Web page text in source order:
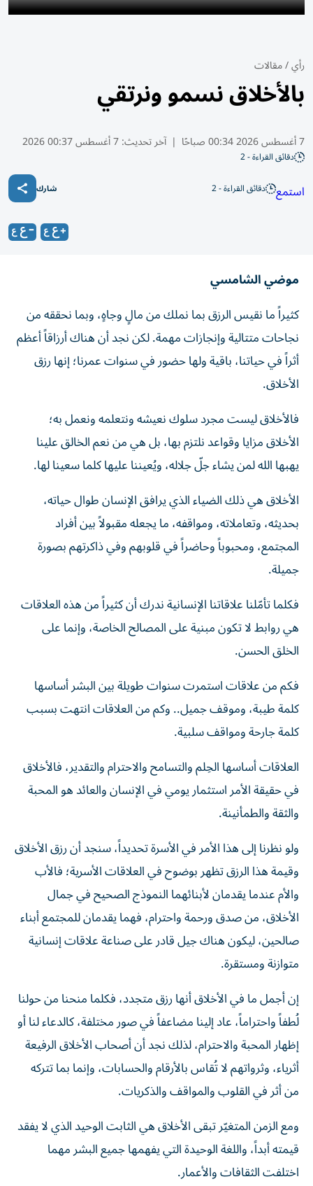
رأي/مقالات
بالأخلاق نسمو ونرتقي
7 أغسطس 2026 00:34 صباحًا | آخر تحديث:7 أغسطس 00:37 2026
دقائق القراءة - 2
استمع دقائق القراءة - 2 شارك
موضي الشامسي
كثيراً ما نقيس الرزق بما نملك من مالٍ وجاهٍ، وبما نحققه من
نجاحات متتالية وإنجازات مهمة. لكن نجد أن هناك أرزاقاً أعظم
أثراً في حياتنا، باقية ولها حضور في سنوات عمرنا؛ إنها رزق
الأخلاق.
فالأخلاق ليست مجرد سلوك نعيشه ونتعلمه ونعمل به؛
الأخلاق مزايا وقواعد نلتزم بها، بل هي من نعم الخالق علينا
يهبها الله لمن يشاء جلّ جلاله، ويُعيننا عليها كلما سعينا لها.
الأخلاق هي ذلك الضياء الذي يرافق الإنسان طوال حياته،
بحديثه، وتعاملاته، ومواقفه، ما يجعله مقبولاً بين أفراد
المجتمع، ومحبوباً وحاضراً في قلوبهم وفي ذاكرتهم بصورة
جميلة.
فكلما تأمّلنا علاقاتنا الإنسانية ندرك أن كثيراً من هذه العلاقات
هي روابط لا تكون مبنية على المصالح الخاصة، وإنما على
الخلق الحسن.
فكم من علاقات استمرت سنوات طويلة بين البشر أساسها
كلمة طيبة، وموقف جميل.. وكم من العلاقات انتهت بسبب
كلمة جارحة ومواقف سلبية.
العلاقات أساسها الحِلم والتسامح والاحترام والتقدير، فالأخلاق
في حقيقة الأمر استثمار يومي في الإنسان والعائد هو المحبة
والثقة والطمأنينة.
ولو نظرنا إلى هذا الأمر في الأسرة تحديداً، سنجد أن رزق الأخلاق
وقيمة هذا الرزق تظهر بوضوح في العلاقات الأسرية؛ فالأب
والأم عندما يقدمان لأبنائهما النموذج الصحيح في جمال
الأخلاق، من صدق ورحمة واحترام، فهما يقدمان للمجتمع أبناء
صالحين، ليكون هناك جيل قادر على صناعة علاقات إنسانية
متوازنة ومستقرة.
إن أجمل ما في الأخلاق أنها رزق متجدد، فكلما منحنا من حولنا
لُطفاً واحتراماً، عاد إلينا مضاعفاً في صور مختلفة، كالدعاء لنا أو
إظهار المحبة والاحترام، لذلك نجد أن أصحاب الأخلاق الرفيعة
أثرياء، وثرواتهم لا تُقاس بالأرقام والحسابات، وإنما بما تتركه
من أثر في القلوب والمواقف والذكريات.
ومع الزمن المتغيّر تبقى الأخلاق هي الثابت الوحيد الذي لا يفقد
قيمته أبداً، واللغة الوحيدة التي يفهمها جميع البشر مهما
اختلفت الثقافات والأعمار.